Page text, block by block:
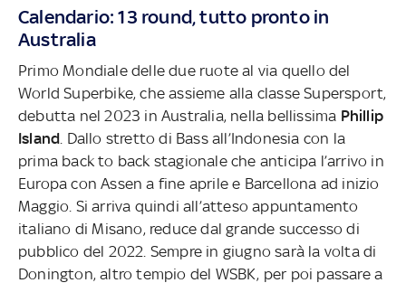
Calendario: 13 round, tutto pronto in
Australia
Primo Mondiale delle due ruote al via quello del
World Superbike, che assieme alla classe Supersport,
debutta nel 2023 in Australia, nella bellissima Phillip
Island . Dallo stretto di Bass all’Indonesia con la
prima back to back stagionale che anticipa l’arrivo in
Europa con Assen a fine aprile e Barcellona ad inizio
Maggio. Si arriva quindi all’atteso appuntamento
italiano di Misano, reduce dal grande successo di
pubblico del 2022. Sempre in giugno sarà la volta di
Donington, altro tempio del WSBK, per poi passare a